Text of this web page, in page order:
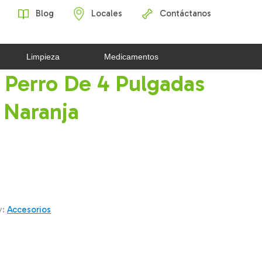
Blog Locales Contáctanos
Limpieza Medicamentos
De 4 Pulgadas
Accesorios